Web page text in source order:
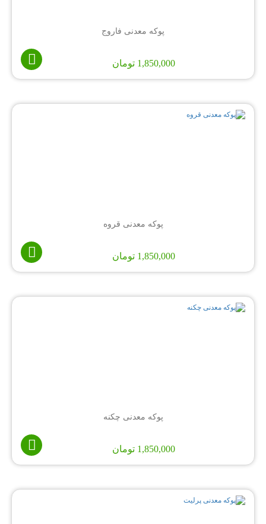
پوکه معدنی فاروج
1,850,000 تومان
پوکه معدنی قروه
1,850,000 تومان
پوکه معدنی چکنه
1,850,000 تومان